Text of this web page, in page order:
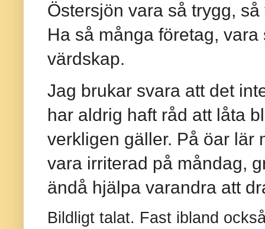
Östersjön vara så trygg,
Ha så många företag,
värdskap.
Jag brukar svara att det
har aldrig haft råd att låta
verkligen gäller. På öar lär
vara irriterad på måndag,
ändå hjälpa varandra att
Bildligt talat. Fast ibland